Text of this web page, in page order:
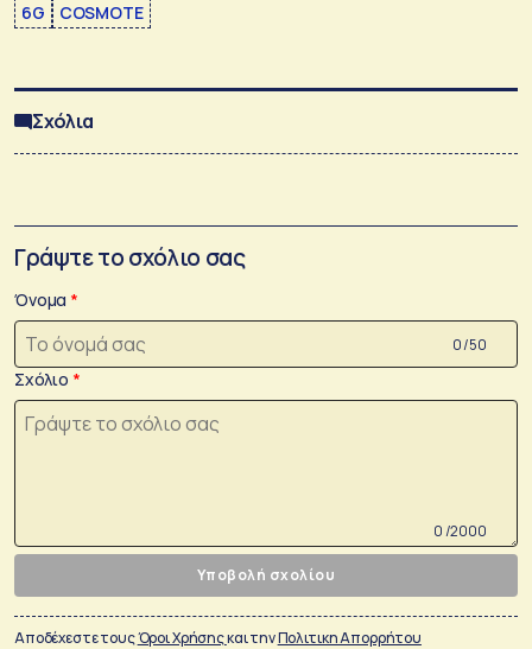
6G COSMOTE
Σχόλια
Γράψτε το σχόλιο σας
Όνομα
0 /50
Σχόλιο
0 /2000
Υποβολή σχολίου
Αποδέχεστε τουςΌροι Χρήσηςκαι τηνΠολιτικη Απορρήτου